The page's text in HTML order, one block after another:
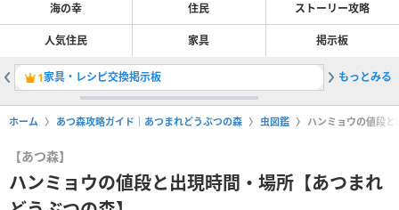
海の幸 住民 ストーリー攻略
人気住民 家具 掲示板
1家具・レシピ交換掲示板 2カブ価
もっとみる
ホーム あつ森攻略ガイド｜あつまれどうぶつの森 虫図鑑 ハンミョウの値段
【あつ森】
ハンミョウの値段と出現時間・場所【あつまれ